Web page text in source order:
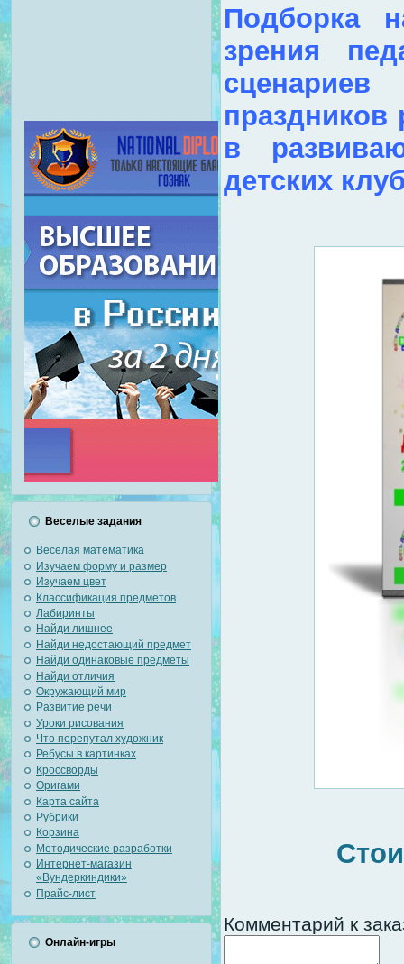
Веселые задания
Веселая математика
Изучаем форму и размер
Изучаем цвет
Классификация предметов
Лабиринты
Найди лишнее
Найди недостающий предмет
Найди одинаковые предметы
Найди отличия
Окружающий мир
Развитие речи
Уроки рисования
Что перепутал художник
Ребусы в картинках
Кроссворды
Оригами
Карта сайта
Рубрики
Корзина
Методические разработки
Интернет-магазин
«Вундеркиндики»
Прайс-лист
Онлайн-игры
Подборка
зрения
в
детских
Комментарий к